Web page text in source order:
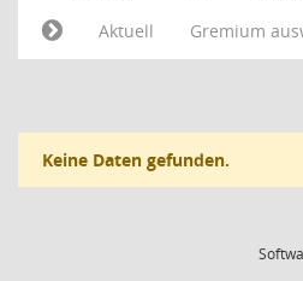
Aktuell
Gremium
Keine Daten gefunden.